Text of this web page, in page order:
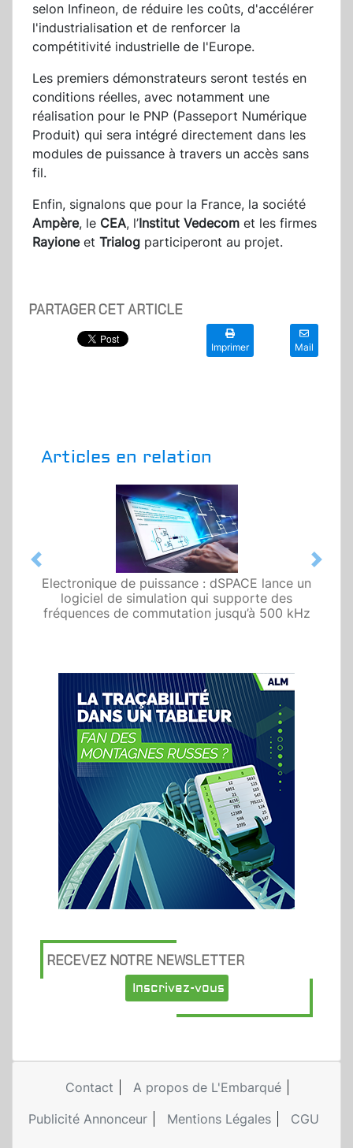
selon Infineon, de réduire les coûts, d'accélérer
l'industrialisation et de renforcer la
compétitivité industrielle de l'Europe.
Les premiers démonstrateurs seront testés en
conditions réelles, avec notamment une
réalisation pour le PNP (Passeport Numérique
Produit) qui sera intégré directement dans les
modules de puissance à travers un accès sans
fil.
Enfin, signalons que pour la France, la société
Ampère, le CEA, l’Institut Vedecom et les firmes
Rayioneet Trialog participeront au projet.
PARTAGER CET ARTICLE
Imprimer Mail
Articles en relation
Electronique de puissance : dSPACE lance un
logiciel de simulation qui supporte des
fréquences de commutation jusqu’à 500 kHz
Previous Next
RECEVEZ NOTRE NEWSLETTER
Inscrivez-vous
Contact
A propos de L'Embarqué
Publicité Annonceur
Mentions Légales CGU